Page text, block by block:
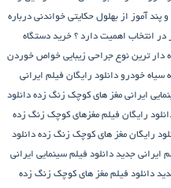
پند آموز از بهلول حکایتی خواندنی درباره
در انتخاب اهمیت دارد ؟ خرید دستگاه
دار ترین نوع جراحی زیبایی خواص خوردن
سیاه خودرو دانلود رایگان فیلم ایرانی
ایرانی مغز های کوچک زنگ زده دانلود
رایگان فیلم مغزهای کوچک زنگ زده
رایگان مغز های کوچک زنگ زده دانلود
ایرانی جدید دانلود فیلم سینمایی ایرانی
دانلود فیلم مغز های کوچک زنگ زده